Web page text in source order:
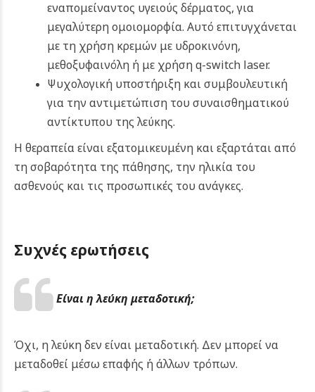
εναπομείναντος υγειούς δέρματος, για
μεγαλύτερη ομοιομορφία. Αυτό επιτυγχάνεται
με τη χρήση κρεμών με υδροκινόνη,
μεθοξυφαινόλη ή με χρήση q-switch laser.
Ψυχολογική υποστήριξη και συμβουλευτική
για την αντιμετώπιση του συναισθηματικού
αντίκτυπου της λεύκης.
Η θεραπεία είναι εξατομικευμένη και εξαρτάται από
τη σοβαρότητα της πάθησης, την ηλικία του
ασθενούς και τις προσωπικές του ανάγκες.
Συχνές ερωτήσεις
Είναι η λεύκη μεταδοτική;
Όχι, η λεύκη δεν είναι μεταδοτική. Δεν μπορεί να
μεταδοθεί μέσω επαφής ή άλλων τρόπων.